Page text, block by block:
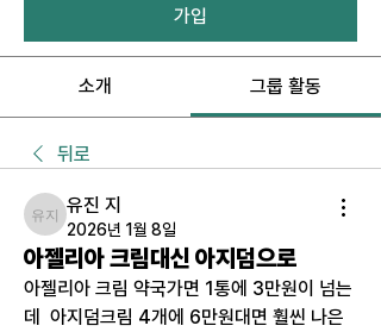
가입
소개 그룹 활동
뒤로
유진 지
유진 지
2026년 1월 8일
아젤리아 크림대신 아지덤으로
아젤리아 크림 약국가면 1통에 3만원이 넘는
데  아지덤크림 4개에 6만원대면 훨씬 나은